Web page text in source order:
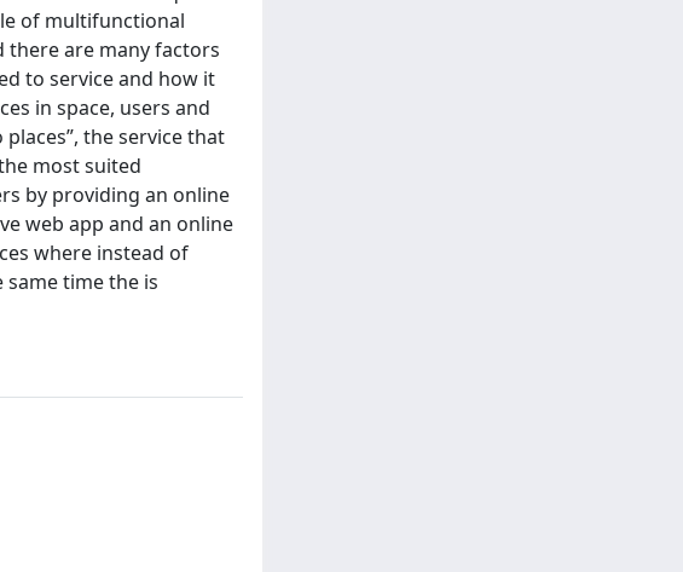
of multifunctional
there are many factors
to service and how it
in space, users and
the service that
most suited
by providing an online
web app and an online
where instead of
time the is